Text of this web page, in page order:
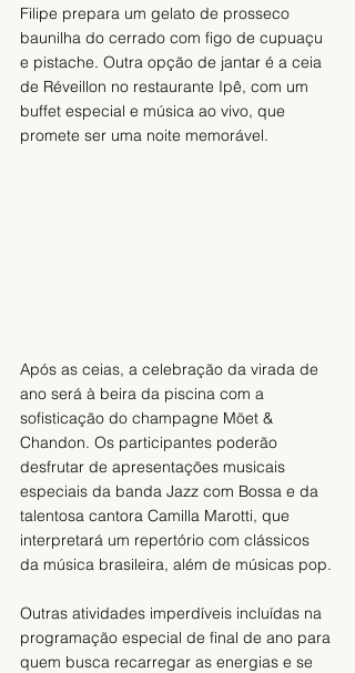
Filipe prepara um gelato de prosseco
baunilha do cerrado com figo de cupuaçu
e pistache. Outra opção de jantar é a ceia
de Réveillon no restaurante Ipê, com um
buffet especial e música ao vivo, que
promete ser uma noite memorável.
Após as ceias, a celebração da virada de
ano será à beira da piscina com a
sofisticação do champagne Möet &
Chandon. Os participantes poderão
desfrutar de apresentações musicais
especiais da banda Jazz com Bossa e da
talentosa cantora Camilla Marotti, que
interpretará um repertório com clássicos
da música brasileira, além de músicas pop.
Outras atividades imperdíveis incluídas na
programação especial de final de ano para
quem busca recarregar as energias e se